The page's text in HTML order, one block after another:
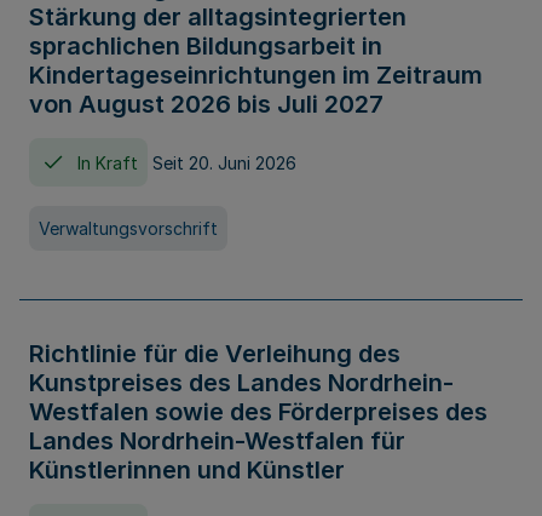
Stärkung der alltagsintegrierten
sprachlichen Bildungsarbeit in
Kindertageseinrichtungen im Zeitraum
von August 2026 bis Juli 2027
In Kraft Seit 20. Juni 2026
Verwaltungsvorschrift
Richtlinie für die Verleihung des
Kunstpreises des Landes Nordrhein-
Westfalen sowie des Förderpreises des
Landes Nordrhein-Westfalen für
Künstlerinnen und Künstler